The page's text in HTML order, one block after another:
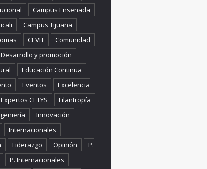
Campus Ensenada
Campus Tijuana
CEVIT
Comunidad
Desarrollo y promoción
Educación Continua
Eventos
Excelencia
Expertos CETYS
Filantropía
Innovación
Internacionales
Liderazgo Opinión
P.
P. Internacionales